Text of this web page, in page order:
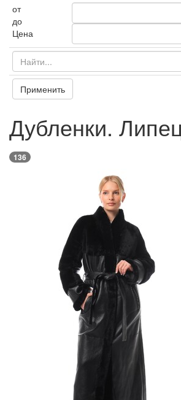
от
до
Цена
Применить
Дубленки.
136